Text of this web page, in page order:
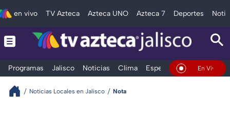
en vivo TV Azteca Azteca UNO Azteca 7 Deportes
Programas Jalisco Noticias Clima Espectáculos Deportes
En Vivo
Noticias Locales en Jalisco Nota